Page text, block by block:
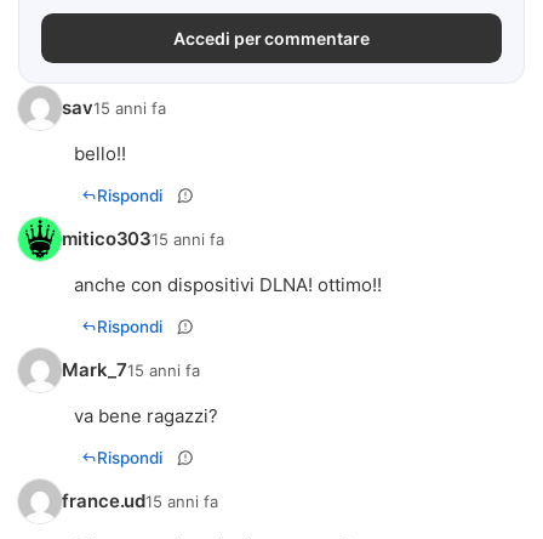
Accedi per commentare
sav15 anni fa
bello!!
Rispondi
mitico30315 anni fa
anche con dispositivi DLNA! ottimo!!
Rispondi
Mark_715 anni fa
va bene ragazzi?
Rispondi
france.ud15 anni fa